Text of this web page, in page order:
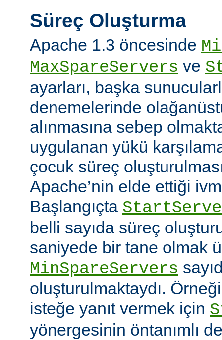
Süreç Oluşturma
Apache 1.3 öncesinde
MaxSpareServers ve
ayarları, başka
denemelerinde
alınmasına sebep
uygulanan yükü
çocuk süreç
Apache’nin elde ettiği
Başlangıçta
belli sayıda süreç
saniyede bir tane olmak
MinSpareServers
oluşturulmaktaydı.
isteğe yanıt vermek için
yönergesinin öntanımlı